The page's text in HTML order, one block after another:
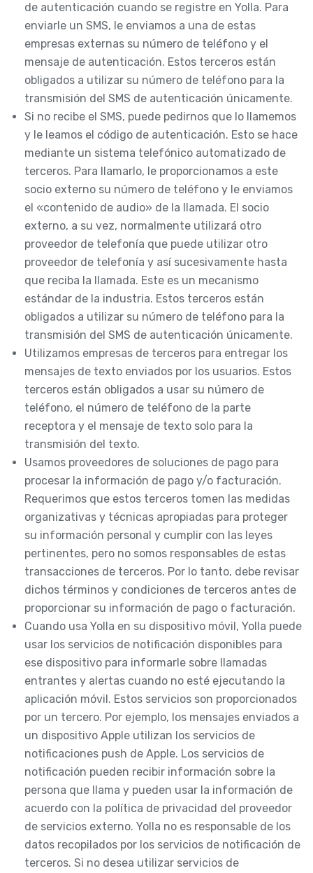
de autenticación cuando se registre en Yolla. Para
enviarle un SMS, le enviamos a una de estas
empresas externas su número de teléfono y el
mensaje de autenticación. Estos terceros están
obligados a utilizar su número de teléfono para la
transmisión del SMS de autenticación únicamente.
Si no recibe el SMS, puede pedirnos que lo llamemos
y le leamos el código de autenticación. Esto se hace
mediante un sistema telefónico automatizado de
terceros. Para llamarlo, le proporcionamos a este
socio externo su número de teléfono y le enviamos
el «contenido de audio» de la llamada. El socio
externo, a su vez, normalmente utilizará otro
proveedor de telefonía que puede utilizar otro
proveedor de telefonía y así sucesivamente hasta
que reciba la llamada. Este es un mecanismo
estándar de la industria. Estos terceros están
obligados a utilizar su número de teléfono para la
transmisión del SMS de autenticación únicamente.
Utilizamos empresas de terceros para entregar los
mensajes de texto enviados por los usuarios. Estos
terceros están obligados a usar su número de
teléfono, el número de teléfono de la parte
receptora y el mensaje de texto solo para la
transmisión del texto.
Usamos proveedores de soluciones de pago para
procesar la información de pago y/o facturación.
Requerimos que estos terceros tomen las medidas
organizativas y técnicas apropiadas para proteger
su información personal y cumplir con las leyes
pertinentes, pero no somos responsables de estas
transacciones de terceros. Por lo tanto, debe revisar
dichos términos y condiciones de terceros antes de
proporcionar su información de pago o facturación.
Cuando usa Yolla en su dispositivo móvil, Yolla puede
usar los servicios de notificación disponibles para
ese dispositivo para informarle sobre llamadas
entrantes y alertas cuando no esté ejecutando la
aplicación móvil. Estos servicios son proporcionados
por un tercero. Por ejemplo, los mensajes enviados a
un dispositivo Apple utilizan los servicios de
notificaciones push de Apple. Los servicios de
notificación pueden recibir información sobre la
persona que llama y pueden usar la información de
acuerdo con la política de privacidad del proveedor
de servicios externo. Yolla no es responsable de los
datos recopilados por los servicios de notificación de
terceros. Si no desea utilizar servicios de